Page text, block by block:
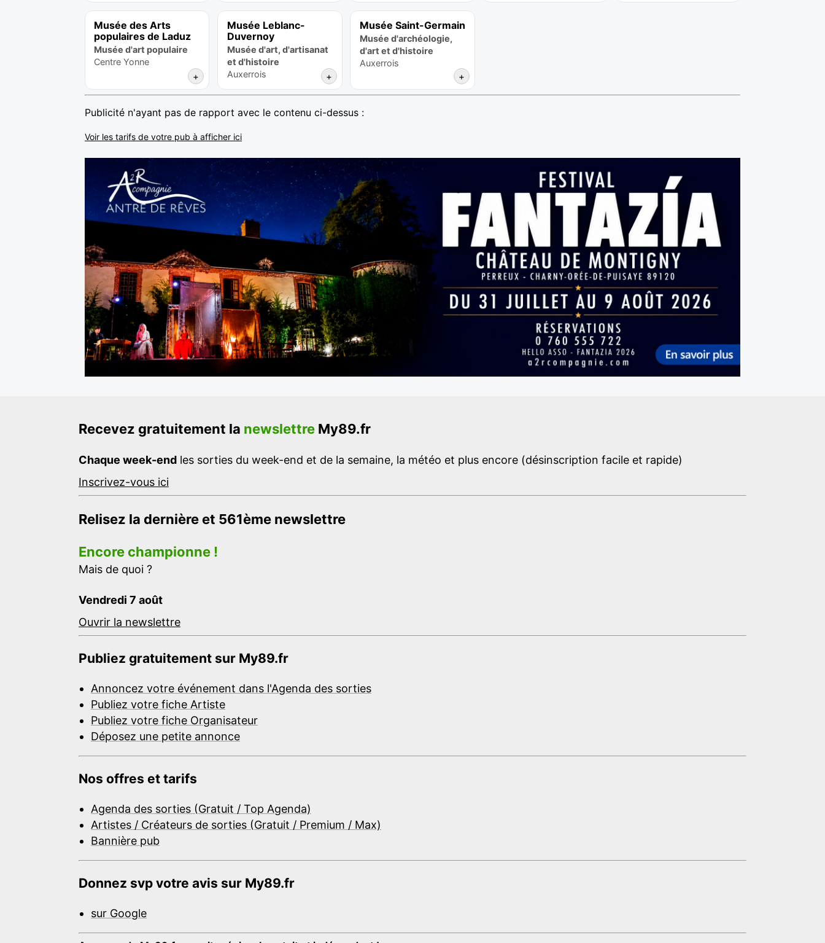
Musée des Arts
populaires de Laduz
Musée d'art populaire
Centre Yonne
+
Musée Leblanc-
Duvernoy
Musée d'art, d'artisanat
et d'histoire
Auxerrois
+
Musée Saint-Germain
Musée d'archéologie,
d'art et d'histoire
Auxerrois
+
Publicité n'ayant pas de rapport avec le contenu ci-dessus :
Voir les tarifs de votre pub à afficher ici
Recevez gratuitement la newslettre My89.fr
Chaque week-end les sorties du week-end et de la semaine, la météo et plus encore (désinscription facile et rapide)
Inscrivez-vous ici
Relisez la dernière et 561ème newslettre
Encore championne !
Mais de quoi ?
Vendredi 7 août
Ouvrir la newslettre
Publiez gratuitement sur My89.fr
Annoncez votre événement dans l'Agenda des sorties
Publiez votre fiche Artiste
Publiez votre fiche Organisateur
Déposez une petite annonce
Nos offres et tarifs
Agenda des sorties (Gratuit / Top Agenda)
Artistes / Créateurs de sorties (Gratuit / Premium / Max)
Bannière pub
Donnez svp votre avis sur My89.fr
sur Google